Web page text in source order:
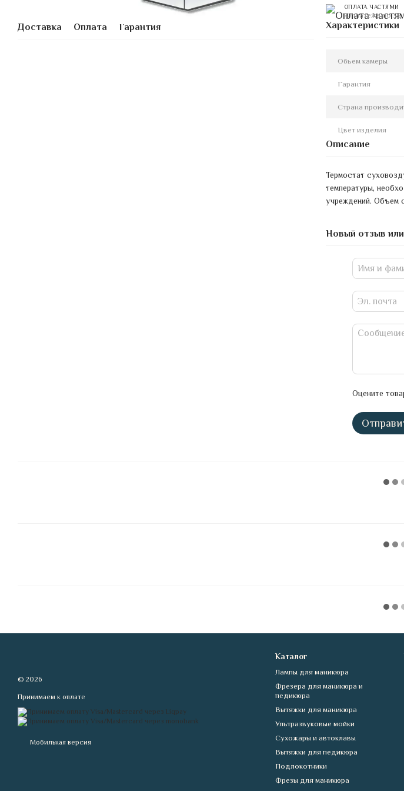
Доставка Оплата Гарантия
ОПЛАТА ЧАСТЯМИ
4 платежа по 33
Характеристики
Обьем камеры
Гарантия
Страна
Цвет изделия
Описание
Термостат
температуры,
учреждений. Объем
Новый отзыв
Оцените
© 2026
Принимаем к оплате
Мобильная версия
Каталог
Лампы для маникюра
Фрезера для маникюра и
педикюра
Вытяжки для маникюра
Ультразвуковые мойки
Сухожары и автоклавы
Вытяжки для педикюра
Подлокотники
Фрезы для маникюра